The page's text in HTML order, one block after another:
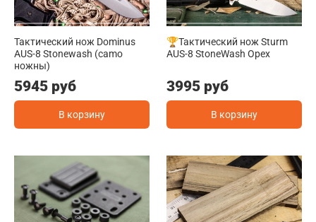
Тактический нож Dominus
AUS-8 Stonewash (camo
ножны)
5945 руб
В корзину
🏆Тактический нож Sturm
AUS-8 StoneWash Орех
3995 руб
В корзину